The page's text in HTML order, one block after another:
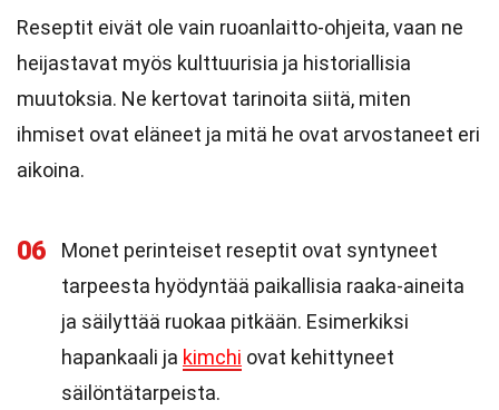
Reseptit eivät ole vain ruoanlaitto-ohjeita, vaan ne
heijastavat myös kulttuurisia ja historiallisia
muutoksia. Ne kertovat tarinoita siitä, miten
ihmiset ovat eläneet ja mitä he ovat arvostaneet eri
aikoina.
06
Monet perinteiset reseptit ovat syntyneet
tarpeesta hyödyntää paikallisia raaka-aineita
ja säilyttää ruokaa pitkään. Esimerkiksi
hapankaali ja kimchi ovat kehittyneet
säilöntätarpeista.